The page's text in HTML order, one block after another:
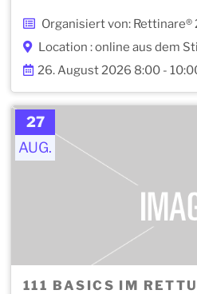
Organisiert von: Rettinare®
Location : online aus dem
26. August 2026 8:00 -
27
AUG.
111 BASICS IM